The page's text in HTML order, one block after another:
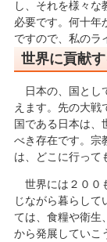
し、それを様々
必要です。何十年
ですので、私のラ
世界に貢献
日本の、国とし
えます。先の大戦
国である日本は、
べき存在です。宗
は、どこに行って
世界には２００
じながら暮らして
ては、食糧や衛生
から発展していこ